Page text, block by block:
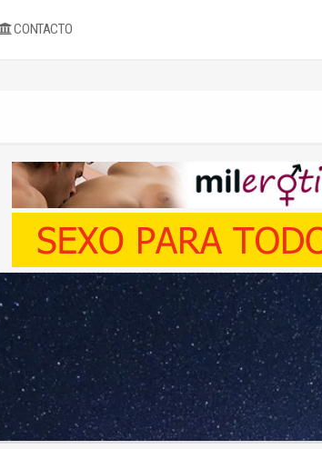
CONTACTO